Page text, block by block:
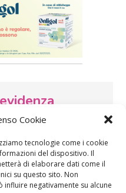
Cookie
tecnologie come i cookie
del dispositivo. Il
di elaborare dati come il
su questo sito. Non
negativamente su alcune